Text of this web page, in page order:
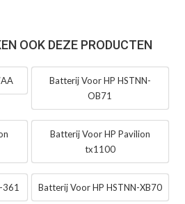
OOK DEZE PRODUCTEN
Batterij Voor HP HSTNN-
OB71
Batterij Voor HP Pavilion
tx1100
361 Batterij Voor HP HSTNN-XB70